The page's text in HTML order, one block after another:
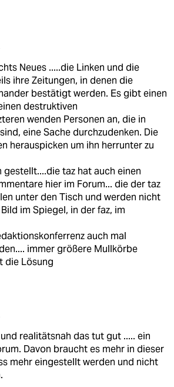
Neues .....die Linken und die
ihre Zeitungen, in denen die
bestätigt werden. Es gibt einen
destruktiven
wenden Personen an, die in
eine Sache durchzudenken. Die
herauspicken um ihn herrunter zu
gestellt....die taz hat auch einen
hier im Forum... die der taz
unter den Tisch und werden nicht
im Spiegel, in der faz, im
auch mal
immer größere Mullkörbe
die Lösung
realitätsnah das tut gut ..... ein
Davon braucht es mehr in dieser
mehr eingestellt werden und nicht